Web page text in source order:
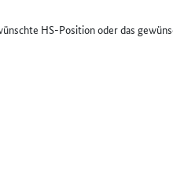
HS-Position oder das